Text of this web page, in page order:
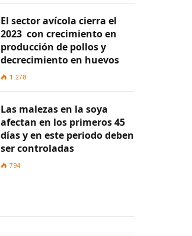
El sector avícola cierra el
2023 con crecimiento en
producción de pollos y
decrecimiento en huevos
1.278
Las malezas en la soya
afectan en los primeros 45
días y en este periodo deben
ser controladas
794